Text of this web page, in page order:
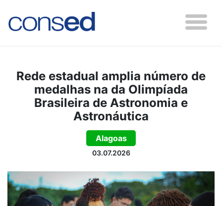
Rede estadual amplia número de
medalhas na da Olimpíada
Brasileira de Astronomia e
Astronáutica
Alagoas
03.07.2026